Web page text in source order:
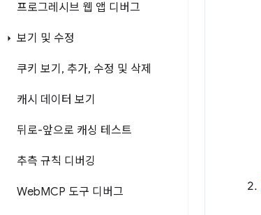
프로그레시브 웹 앱 디버그
보기 및 수정
쿠키 보기 , 추가, 수정 및 삭제
캐시 데이터 보기
뒤로-앞으로 캐싱 테스트
추측 규칙 디버깅
WebMCP 도구 디버그